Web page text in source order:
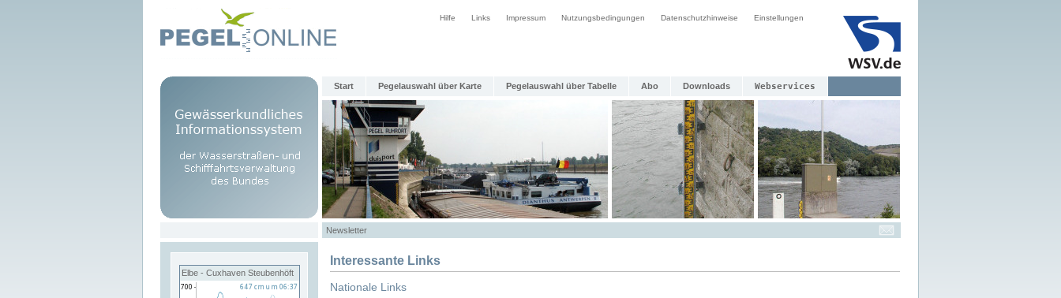
Hilfe Links Impressum Nutzungsbedingungen Datenschutzhinweise Einstellungen
Start Pegelauswahl über Karte Pegelauswahl über Tabelle Abo Downloads Webservices
Newsletter
Elbe - Cuxhaven Steubenhöft
Interessante Links
Nationale Links